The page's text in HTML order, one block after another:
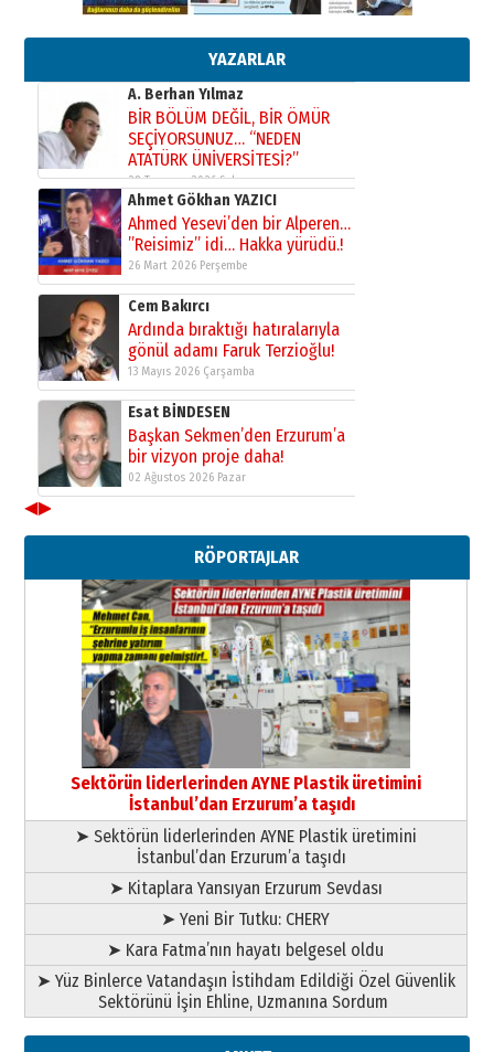
YAZARLAR
Bir fotoğraf, bir şehir, bir
gazeteci… Dizginler kimin
A. Berhan Yılmaz
BİR BÖLÜM DEĞİL, BİR ÖMÜR
SEÇİYORSUNUZ… “NEDEN
ATATÜRK ÜNİVERSİTESİ?”
28 Temmuz 2026 Salı
Ahmet Gökhan YAZICI
Ahmed Yesevi’den bir Alperen…
”Reisimiz” idi… Hakka yürüdü.!
26 Mart 2026 Perşembe
Cem Bakırcı
Ardında bıraktığı hatıralarıyla
gönül adamı Faruk Terzioğlu!
13 Mayıs 2026 Çarşamba
Esat BİNDESEN
Başkan Sekmen’den Erzurum’a
bir vizyon proje daha!
02 Ağustos 2026 Pazar
Erzurumspor’un köşe taşları
29 Haziran 2026 Pazartesi
Kenan GÜLERCİ
Murat Şahsuvaroğlu ERKON’da
çıtayı yukarı taşırken,
yönetimdekiler aşağı
çekmemeli!
17 Şubat 2026 Salı Orhan BOZKURT
Bir fotoğraf, bir şehir, bir
gazeteci… Dizginler kimin
elinde?
A. Berhan Yılmaz
BİR BÖLÜM DEĞİL, BİR ÖMÜR
SEÇİYORSUNUZ… “NEDEN
ATATÜRK ÜNİVERSİTESİ?”
28 Temmuz 2026 Salı
Ahmet Gökhan YAZICI
Ahmed Yesevi’den bir Alperen…
”Reisimiz” idi… Hakka yürüdü.!
26 Mart 2026 Perşembe
◀▶
RÖPORTAJLAR
Sektörün liderlerinden AYNE Plastik üretimini
İstanbul’dan Erzurum’a taşıdı
➤ Sektörün liderlerinden AYNE Plastik üretimini
İstanbul’dan Erzurum’a taşıdı
➤ Kitaplara Yansıyan Erzurum Sevdası
➤ Yeni Bir Tutku: CHERY
➤ Kara Fatma’nın hayatı belgesel oldu
➤ Yüz Binlerce Vatandaşın İstihdam Edildiği Özel Güvenlik
Sektörünü İşin Ehline, Uzmanına Sordum